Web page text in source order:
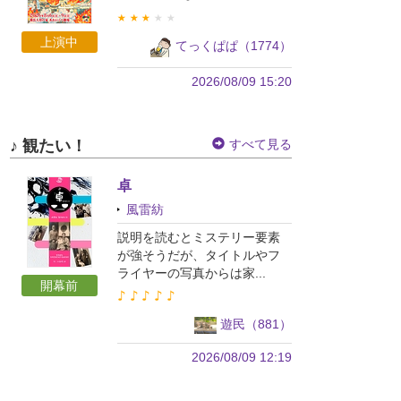
上演中
★ ★ ★ ★ ★
てっくぱぱ（1774）
2026/08/09 15:20
♪ 観たい！ すべて見る
開幕前
卓
風雷紡
説明を読むとミステリー要素
が強そうだが、タイトルやフ
ライヤーの写真からは家...
♪ ♪ ♪ ♪ ♪
遊民（881）
2026/08/09 12:19